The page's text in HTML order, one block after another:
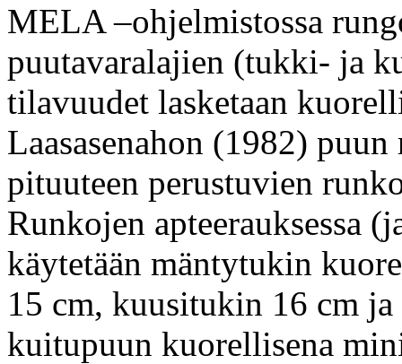
MELA –ohjelmistossa
puutavaralajien (tukki- ja
tilavuudet lasketaan
Laasasenahon (1982)
pituuteen perustuvien
Runkojen apteerauksessa
käytetään mäntytukin
15 cm, kuusitukin 16 cm
kuitupuun kuorellisena